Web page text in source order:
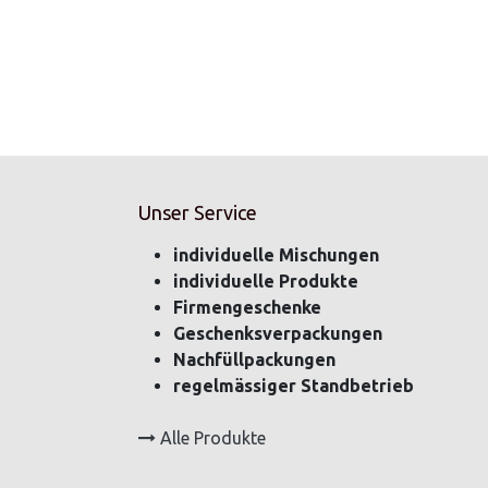
Unser Service
individuelle Mischungen
individuelle Produkte
Firmengeschenke
Geschenksverpackungen
Nachfüllpackungen
regelmässiger Standbetrieb
Alle Produkte